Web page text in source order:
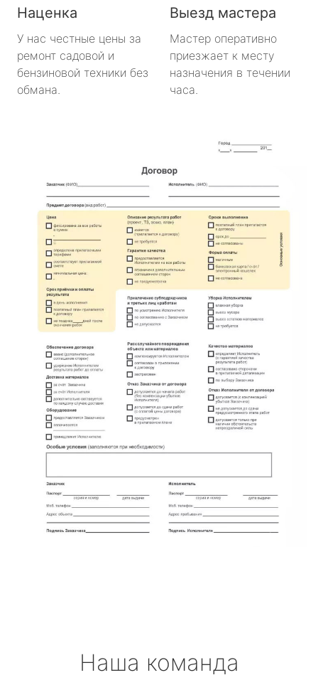
Наценка
У нас честные цены за
ремонт садовой и
бензиновой техники без
обмана.
Выезд мастера
Мастер оперативно
приезжает к месту
назначения в течении
часа.
Наша команда